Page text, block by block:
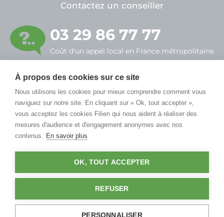
À propos des cookies sur ce site
Nous utilisons les cookies pour mieux comprendre comment vous
naviguez sur notre site. En cliquant sur « Ok, tout accepter »,
vous acceptez les cookies Filien qui nous aident à réaliser des
mesures d'audience et d'engagement anonymes avec nos
contenus. En savoir plus
OK, TOUT ACCEPTER
REFUSER
PERSONNALISER
Contactez un conseiller
03 29 86 77 77
Coût d'un appel local en France métropolitaine
FILIEN ADMR
7, rue Alfred Sauvy
55430 Belleville-sur-Meuse
CGA téléassistance CGA téléassistance mobile
Guides de la téléassistance